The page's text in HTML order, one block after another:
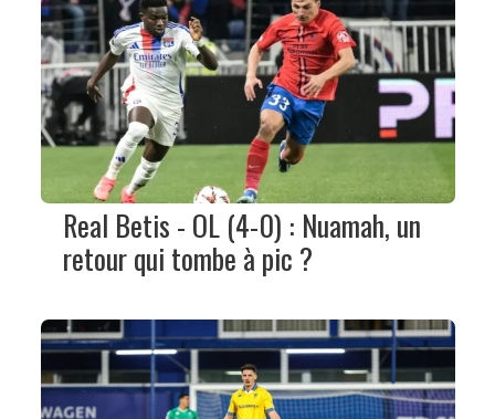
Real Betis - OL (4-0) : Nuamah, un
retour qui tombe à pic ?